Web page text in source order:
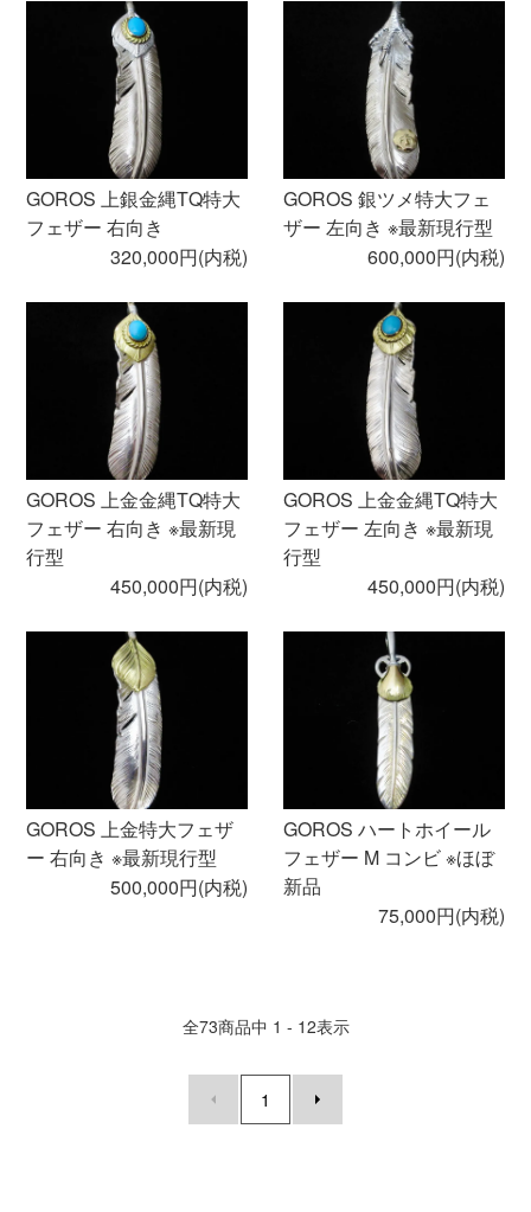
GOROS 上銀金縄TQ特大
フェザー 右向き
320,000円(内税)
GOROS 銀ツメ特大フェ
ザー 左向き ※最新現行型
600,000円(内税)
GOROS 上金金縄TQ特大
フェザー 右向き ※最新現
行型
450,000円(内税)
GOROS 上金金縄TQ特大
フェザー 左向き ※最新現
行型
450,000円(内税)
GOROS 上金特大フェザ
ー 右向き ※最新現行型
500,000円(内税)
GOROS ハートホイール
フェザー M コンビ ※ほぼ
新品
75,000円(内税)
全73商品中 1 - 12表示
1